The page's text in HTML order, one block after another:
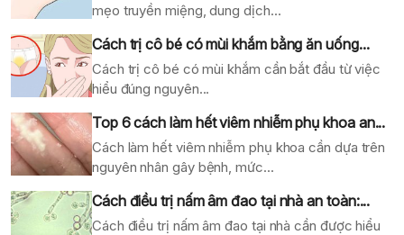
mẹo truyền miệng, dung dịch...
Cách trị cô bé có mùi khắm bằng ăn uống...
Cách trị cô bé có mùi khắm cần bắt đầu từ việc
hiểu đúng nguyên...
Top 6 cách làm hết viêm nhiễm phụ khoa an...
Cách làm hết viêm nhiễm phụ khoa cần dựa trên
nguyên nhân gây bệnh, mức...
Cách điều trị nấm âm đao tại nhà an toàn:...
Cách điều trị nấm âm đao tại nhà cần được hiểu